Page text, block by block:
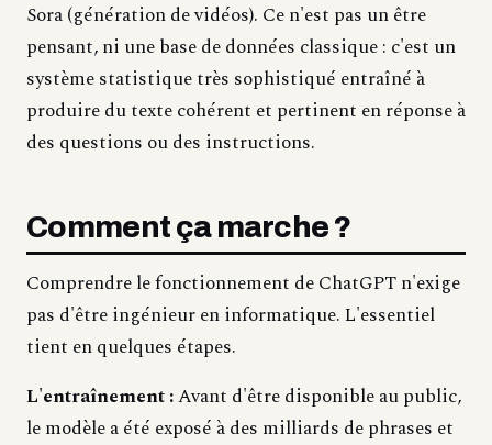
Sora (génération de vidéos). Ce n'est pas un être
pensant, ni une base de données classique : c'est un
système statistique très sophistiqué entraîné à
produire du texte cohérent et pertinent en réponse à
des questions ou des instructions.
Comment ça marche ?
Comprendre le fonctionnement de ChatGPT n'exige
pas d'être ingénieur en informatique. L'essentiel
tient en quelques étapes.
L'entraînement :Avant d'être disponible au public,
le modèle a été exposé à des milliards de phrases et